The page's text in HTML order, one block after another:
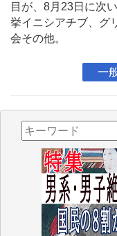
目が、8月23日に次
挙イニシアチブ、グ
会その他。
一